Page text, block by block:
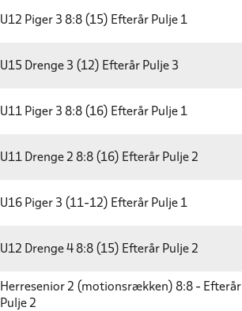
U12 Piger 3 8:8 (15) Efterår Pulje 1
U15 Drenge 3 (12) Efterår Pulje 3
U11 Piger 3 8:8 (16) Efterår Pulje 1
U11 Drenge 2 8:8 (16) Efterår Pulje 2
U16 Piger 3 (11-12) Efterår Pulje 1
U12 Drenge 4 8:8 (15) Efterår Pulje 2
Herresenior 2 (motionsrækken) 8:8 - Efterår
Pulje 2